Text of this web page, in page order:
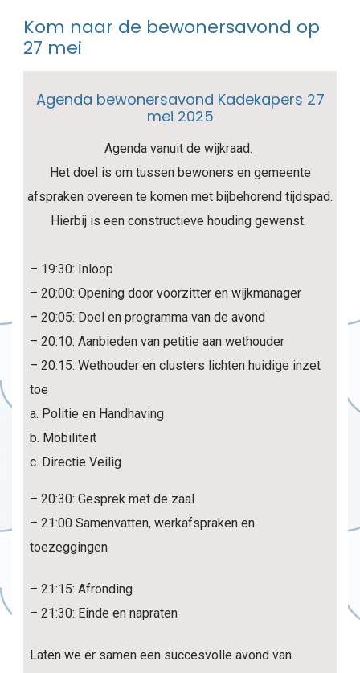
Kom naar de bewonersavond op
27 mei
Agenda bewonersavond Kadekapers 27
mei 2025
Agenda vanuit de wijkraad.
Het doel is om tussen bewoners en gemeente
afspraken overeen te komen met bijbehorend tijdspad.
Hierbij is een constructieve houding gewenst.
– 19:30: Inloop
– 20:00: Opening door voorzitter en wijkmanager
– 20:05: Doel en programma van de avond
– 20:10: Aanbieden van petitie aan wethouder
– 20:15: Wethouder en clusters lichten huidige inzet
toe
a. Politie en Handhaving
b. Mobiliteit
c. Directie Veilig
– 20:30: Gesprek met de zaal
– 21:00 Samenvatten, werkafspraken en
toezeggingen
– 21:15: Afronding
– 21:30: Einde en napraten
Laten we er samen een succesvolle avond van